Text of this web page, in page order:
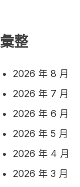
彙整
2026 年 8 月
2026 年 7 月
2026 年 6 月
2026 年 5 月
2026 年 4 月
2026 年 3 月